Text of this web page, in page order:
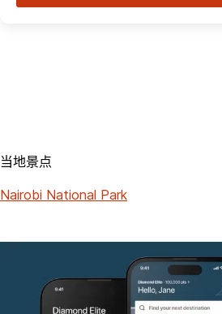
当地景点
Nairobi National Park